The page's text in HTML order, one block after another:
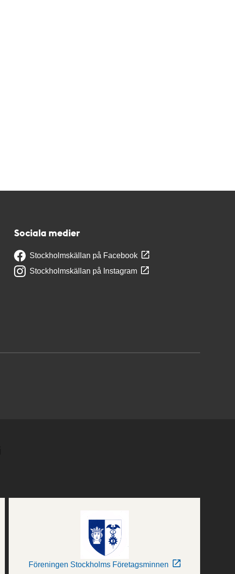
Sociala medier
Stockholmskällan på Facebook
Stockholmskällan på Instagram
Föreningen Stockholms Företagsminnen